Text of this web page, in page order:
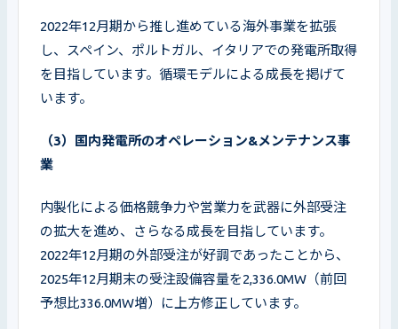
2022年12月期から推し進めている海外事業を拡張
し、スペイン、ポルトガル、イタリアでの発電所取得
を目指しています。循環モデルによる成長を掲げて
います。
（3）国内発電所のオペレーション&メンテナンス事
業
内製化による価格競争力や営業力を武器に外部受注
の拡大を進め、さらなる成長を目指しています。
2022年12月期の外部受注が好調であったことから、
2025年12月期末の受注設備容量を2,336.0MW（前回
予想比336.0MW増）に上方修正しています。